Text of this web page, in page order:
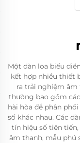
Một dàn loa biểu
kết hợp nhiều thiết
ra trải nghiệm âm
thường bao gồm
hài hòa để phân
số khác nhau. Các
tín hiệu số tiên
âm thanh, mẫu phủ